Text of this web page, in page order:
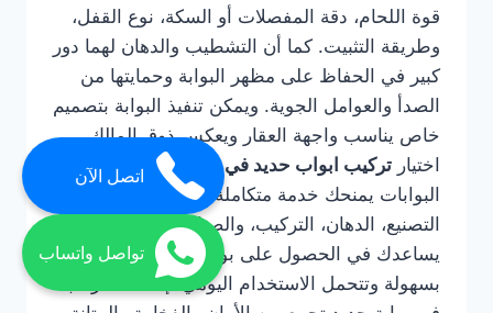
قوة اللحام، دقة المفصلات أو السكة، نوع القفل،
وطريقة التثبيت. كما أن التشطيب والدهان لهما دور
كبير في الحفاظ على مظهر البوابة وحمايتها من
الصدأ والعوامل الجوية. ويمكن تنفيذ البوابة بتصميم
خاص يناسب واجهة العقار ويعكس ذوق المالك.
اختيار تركيب ابواب حديد في الفجيرةلتركيب
البوابات يمنحك خدمة متكاملة تشمل التصميم،
التصنيع، الدهان، التركيب، والصيانة عند الحاجة. كما
يساعدك في الحصول على بوابة قوية تعمل
بسهولة وتتحمل الاستخدام اليومي. إذا كنت ترغب
اتصل الآن
تواصل واتساب